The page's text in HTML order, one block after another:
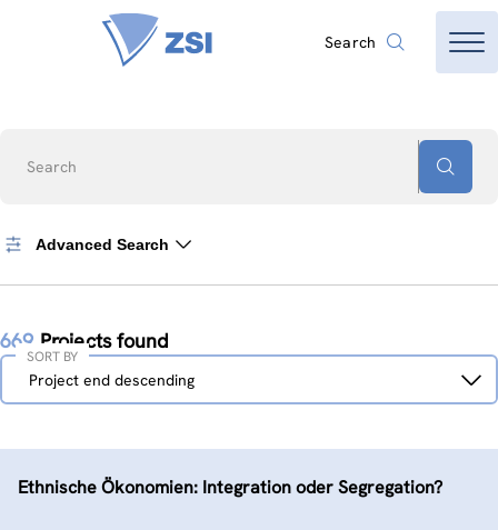
Search
Search
Advanced Search
669 Projects found
Sort
Project end descending
SORT BY
Ethnische Ökonomien: Integration oder Segregation?